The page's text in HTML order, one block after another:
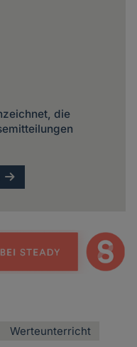
die
Werteunterricht